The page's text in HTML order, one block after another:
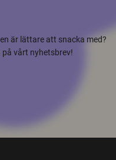
är lättare att snacka med?
på vårt nyhetsbrev!